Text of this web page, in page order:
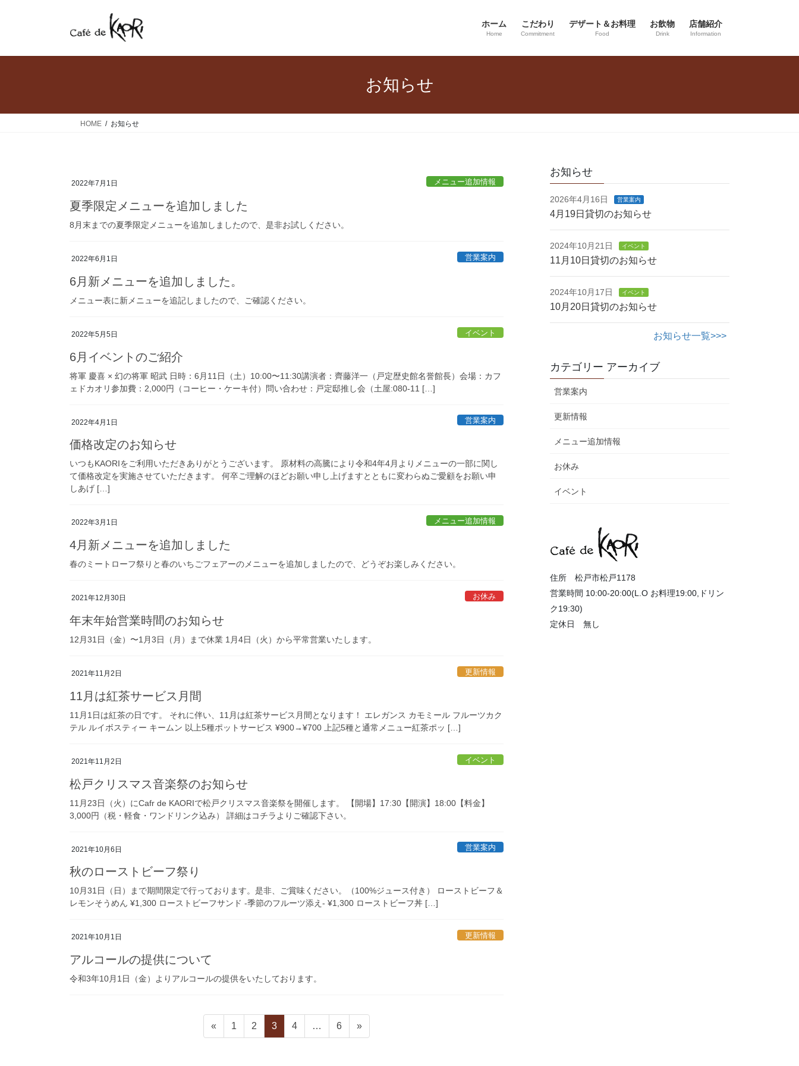
ホーム
Home
こだわり
Commitment
デザート＆お料理
Food
お飲物
Drink
店舗紹介
Information
お知らせ
HOME お知らせ
2022年7月1日 メニュー追加情報
夏季限定メニューを追加しました
8月末までの夏季限定メニューを追加しましたので、是非お試しください。
2022年6月1日 営業案内
6月新メニューを追加しました。
メニュー表に新メニューを追記しましたので、ご確認ください。
2022年5月5日 イベント
6月イベントのご紹介
将軍 慶喜 × 幻の将軍 昭武 日時：6月11日（土）10:00〜11:30講演者：齊藤洋一（戸定歴史館名誉館長）会場：カフ
ェドカオリ参加費：2,000円（コーヒー・ケーキ付）問い合わせ：戸定邸推し会（土屋:080-11 […]
2022年4月1日 営業案内
価格改定のお知らせ
いつもKAORIをご利用いただきありがとうございます。 原材料の高騰により令和4年4月よりメニューの一部に関し
て価格改定を実施させていただきます。 何卒ご理解のほどお願い申し上げますとともに変わらぬご愛顧をお願い申
しあげ […]
2022年3月1日 メニュー追加情報
4月新メニューを追加しました
春のミートローフ祭りと春のいちごフェアーのメニューを追加しましたので、どうぞお楽しみください。
2021年12月30日 お休み
年末年始営業時間のお知らせ
12月31日（金）〜1月3日（月）まで休業 1月4日（火）から平常営業いたします。
2021年11月2日 更新情報
11月は紅茶サービス月間
11月1日は紅茶の日です。 それに伴い、11月は紅茶サービス月間となります！ エレガンス カモミール フルーツカク
テル ルイボスティー キームン 以上5種ポットサービス ¥900→¥700 上記5種と通常メニュー紅茶ポッ […]
2021年11月2日 イベント
松戸クリスマス音楽祭のお知らせ
11月23日（火）にCafr de KAORIで松戸クリスマス音楽祭を開催します。 【開場】17:30【開演】18:00【料金】
3,000円（税・軽食・ワンドリンク込み） 詳細はコチラよりご確認下さい。
2021年10月6日 営業案内
秋のローストビーフ祭り
10月31日（日）まで期間限定で行っております。是非、ご賞味ください。（100%ジュース付き） ローストビーフ＆
レモンそうめん ¥1,300 ローストビーフサンド -季節のフルーツ添え- ¥1,300 ローストビーフ丼 […]
2021年10月1日 更新情報
アルコールの提供について
令和3年10月1日（金）よりアルコールの提供をいたしております。
«
固
定
1
固
定
2
固
定
3
固
定
4 …
固
定
6 »
お知らせ
2026年4月16日 営業案内
4月19日貸切のお知らせ
2024年10月21日 イベント
11月10日貸切のお知らせ
2024年10月17日 イベント
10月20日貸切のお知らせ
お知らせ一覧>>>
カテゴリー アーカイブ
営業案内
更新情報
メニュー追加情報
お休み
イベント
住所 松戸市松戸1178
営業時間 10:00-20:00(L.O お料理19:00,ドリン
ク19:30)
定休日 無し